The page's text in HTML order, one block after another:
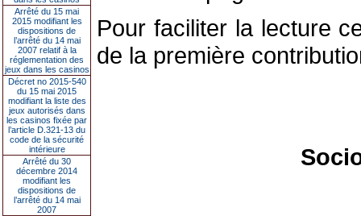
Arrêté du 15 mai
2015 modifiant les
dispositions de
l’arrêté du 14 mai
2007 relatif à la
réglementation des
jeux dans les casinos
Décret no 2015-540
du 15 mai 2015
modifiant la liste des
jeux autorisés dans
les casinos fixée par
l’article D.321-13 du
code de la sécurité
intérieure
Arrêté du 30
décembre 2014
modifiant les
dispositions de
l’arrêté du 14 mai
2007
Pour faciliter la lecture
de la première